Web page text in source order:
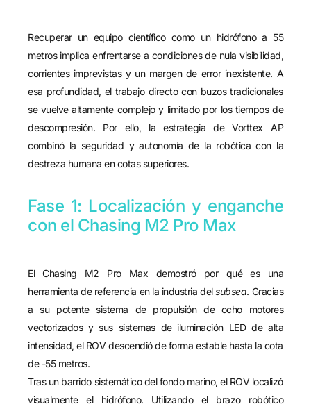
Recuperar un equipo científico como un hidrófono a 55
metros implica enfrentarse a condiciones de nula visibilidad,
corrientes imprevistas y un margen de error inexistente. A
esa profundidad, el trabajo directo con buzos tradicionales
se vuelve altamente complejo y limitado por los tiempos de
descompresión. Por ello, la estrategia de Vorttex AP
combinó la seguridad y autonomía de la robótica con la
destreza humana en cotas superiores.
Fase 1: Localización y enganche
con el Chasing M2 Pro Max
El Chasing M2 Pro Max demostró por qué es una
herramienta de referencia en la industria delsubsea. Gracias
a su potente sistema de propulsión de ocho motores
vectorizados y sus sistemas de iluminación LED de alta
intensidad, el ROV descendió de forma estable hasta la cota
de -55 metros.
Tras un barrido sistemático del fondo marino, el ROV localizó
visualmente el hidrófono. Utilizando el brazo robótico